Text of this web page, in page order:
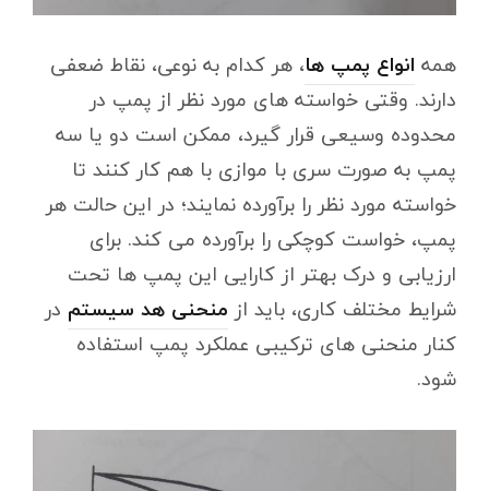
همه انواع پمپ ها، هر کدام به نوعی، نقاط ضعفی
دارند. وقتی خواسته های مورد نظر از پمپ در
محدوده وسیعی قرار گیرد، ممکن است دو یا سه
پمپ به صورت سری با موازی با هم کار کنند تا
خواسته مورد نظر را برآورده نمایند؛ در این حالت هر
پمپ، خواست کوچکی را برآورده می کند. برای
ارزیابی و درک بهتر از کارایی این پمپ ها تحت
شرایط مختلف کاری، باید ازمنحنی هد سیستم در
کنار منحنی های ترکیبی عملکرد پمپ استفاده
شود.